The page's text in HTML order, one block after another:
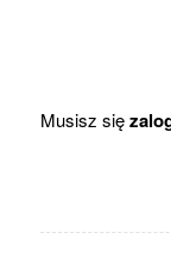
Musisz się